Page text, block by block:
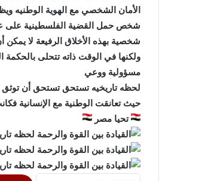
الأمان الشخصي مع الهوية الوطنيه
شخص حمل القضية الفلسطينية على
شخصية بهذه الأخلاق الرفيعة لا
ولكنها في الوقت ذاته تتحلى بالحكمة
مسؤولية ووعي
لحظه تاريخيه تستحق تستحق أن
حيث تعانقت الوطنية مع الإنسانية
تحيا مصر